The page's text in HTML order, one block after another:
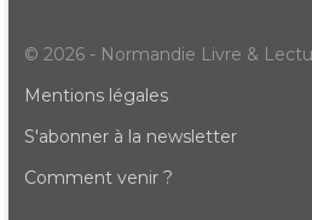
© 2026 - Normandie Livre &
Mentions légales
S'abonner à la newsletter
Comment venir ?